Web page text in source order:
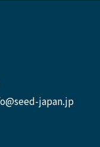
japan.jp